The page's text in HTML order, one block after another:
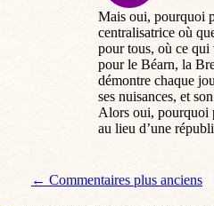
Mais oui, pourquoi
centralisatrice où
pour tous, où ce
pour le Béarn, la
démontre chaque
ses nuisances, et
Alors oui, pourquoi
au lieu d’une
Navigation de
← Commentaires plus anciens